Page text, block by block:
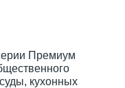
Премиум
кухонных